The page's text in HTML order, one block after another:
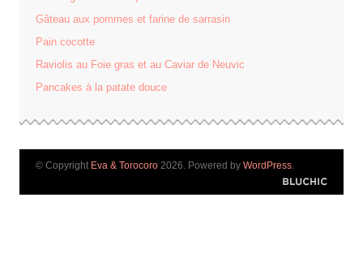
Gâteau aux pommes et farine de sarrasin
Pain cocotte
Raviolis au Foie gras et au Caviar de Neuvic
Pancakes à la patate douce
© Copyright Eva & Torocoro 2026. Powered by WordPress